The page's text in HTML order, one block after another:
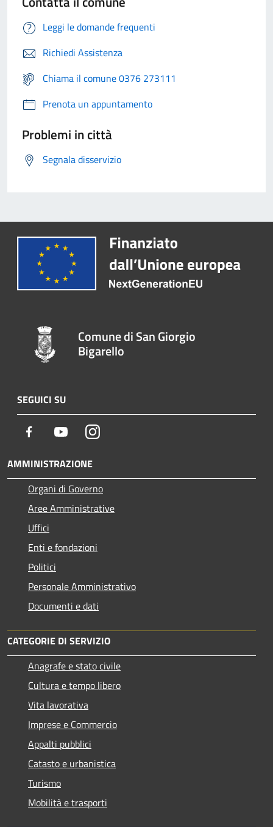
Leggi le domande frequenti
Richiedi Assistenza
Chiama il comune 0376 273111
Prenota un appuntamento
Problemi in città
Segnala disservizio
Comune di San Giorgio
Bigarello
SEGUICI SU
Facebook YoutubeInstagram
AMMINISTRAZIONE
Organi di Governo
Aree Amministrative
Uffici
Enti e fondazioni
Politici
Personale Amministrativo
Documenti e dati
CATEGORIE DI SERVIZIO
Anagrafe e stato civile
Cultura e tempo libero
Vita lavorativa
Imprese e Commercio
Appalti pubblici
Catasto e urbanistica
Turismo
Mobilità e trasporti